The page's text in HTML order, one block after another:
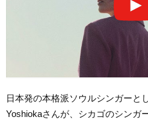
日本発の本格派ソウルシンガーと
Yoshiokaさんが、シカゴのシンガ